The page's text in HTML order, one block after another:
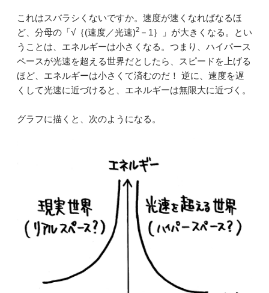
これはスバラシくないですか。速度が速くなればなるほ
ど、分母の「√｛(速度／光速)2 －1｝」が大きくなる。とい
うことは、エネルギーは小さくなる。つまり、ハイパース
ペースが光速を超える世界だとしたら、スピードを上げる
ほど、エネルギーは小さくて済むのだ！ 逆に、速度を遅
くして光速に近づけると、エネルギーは無限大に近づく。
グラフに描くと、次のようになる。